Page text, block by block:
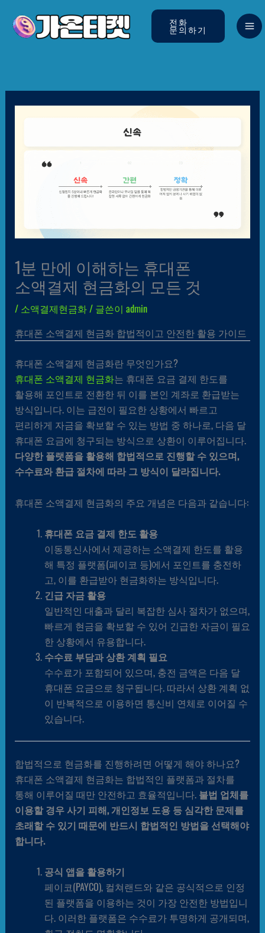
건너뛰기
전화
문의하기
1분 만에 이해하는 휴대폰
소액결제 현금화의 모든 것
/ 소액결제현금화/ 글쓴이admin
휴대폰 소액결제 현금화 합법적이고 안전한 활용 가이드
휴대폰 소액결제 현금화란 무엇인가요?
휴대폰 소액결제 현금화는 휴대폰 요금 결제 한도를
활용해 포인트로 전환한 뒤 이를 본인 계좌로 환급받는
방식입니다. 이는 급전이 필요한 상황에서 빠르고
편리하게 자금을 확보할 수 있는 방법 중 하나로, 다음 달
휴대폰 요금에 청구되는 방식으로 상환이 이루어집니다.
다양한 플랫폼을 활용해 합법적으로 진행할 수 있으며,
수수료와 환급 절차에 따라 그 방식이 달라집니다.
휴대폰 소액결제 현금화의 주요 개념은 다음과 같습니다:
휴대폰 요금 결제 한도 활용
이동통신사에서 제공하는 소액결제 한도를 활용
해 특정 플랫폼(페이코 등)에서 포인트를 충전하
고, 이를 환급받아 현금화하는 방식입니다.
긴급 자금 활용
일반적인 대출과 달리 복잡한 심사 절차가 없으며,
빠르게 현금을 확보할 수 있어 긴급한 자금이 필요
한 상황에서 유용합니다.
수수료 부담과 상환 계획 필요
수수료가 포함되어 있으며, 충전 금액은 다음 달
휴대폰 요금으로 청구됩니다. 따라서 상환 계획 없
이 반복적으로 이용하면 통신비 연체로 이어질 수
있습니다.
합법적으로 현금화를 진행하려면 어떻게 해야 하나요?
휴대폰 소액결제 현금화는 합법적인 플랫폼과 절차를
통해 이루어질 때만 안전하고 효율적입니다. 불법 업체를
이용할 경우 사기 피해, 개인정보 도용 등 심각한 문제를
초래할 수 있기 때문에 반드시 합법적인 방법을 선택해야
합니다.
공식 앱을 활용하기
페이코(PAYCO), 컬쳐랜드와 같은 공식적으로 인정
된 플랫폼을 이용하는 것이 가장 안전한 방법입니
다. 이러한 플랫폼은 수수료가 투명하게 공개되며,